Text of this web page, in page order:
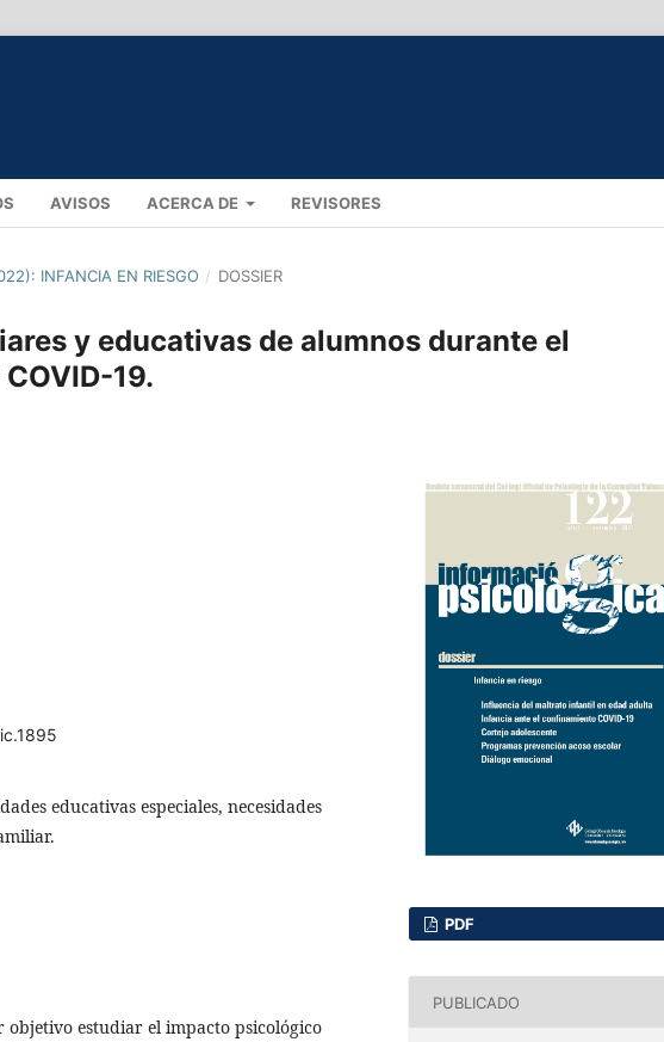
AVISOS ACERCA DE REVISORES
INFANCIA EN RIESGO / DOSSIER
y educativas de alumnos durante el
19.
educativas especiales, necesidades
objetivo estudiar el impacto psicológico
PDF
PUBLICADO